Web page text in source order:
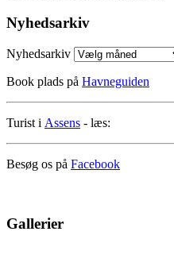
Nyhedsarkiv
Nyhedsarkiv
Book plads på Havneguiden
Turist i Assens - læs:
Besøg os på Facebook
Gallerier